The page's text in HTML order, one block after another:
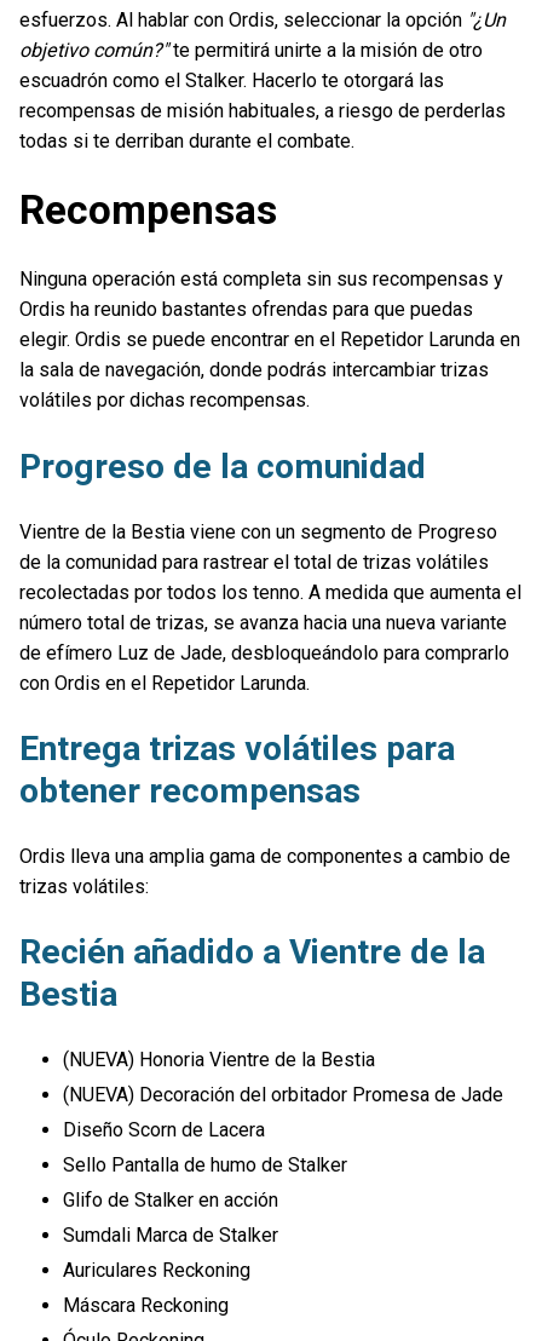
esfuerzos. Al hablar con Ordis, seleccionar la opción "¿Un
objetivo común?"te permitirá unirte a la misión de otro
escuadrón como el Stalker. Hacerlo te otorgará las
recompensas de misión habituales, a riesgo de perderlas
todas si te derriban durante el combate.
Recompensas
Ninguna operación está completa sin sus recompensas y
Ordis ha reunido bastantes ofrendas para que puedas
elegir. Ordis se puede encontrar en el Repetidor Larunda en
la sala de navegación, donde podrás intercambiar trizas
volátiles por dichas recompensas.
Progreso de la comunidad
Vientre de la Bestia viene con un segmento de Progreso
de la comunidad para rastrear el total de trizas volátiles
recolectadas por todos los tenno. A medida que aumenta el
número total de trizas, se avanza hacia una nueva variante
de efímero Luz de Jade, desbloqueándolo para comprarlo
con Ordis en el Repetidor Larunda.
Entrega trizas volátiles para
obtener recompensas
Ordis lleva una amplia gama de componentes a cambio de
trizas volátiles:
Recién añadido a Vientre de la
Bestia
(NUEVA) Honoria Vientre de la Bestia
(NUEVA) Decoración del orbitador Promesa de Jade
Diseño Scorn de Lacera
Sello Pantalla de humo de Stalker
Glifo de Stalker en acción
Sumdali Marca de Stalker
Auriculares Reckoning
Máscara Reckoning